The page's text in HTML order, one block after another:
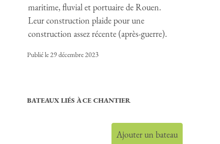
maritime, fluvial et portuaire de Rouen.
Leur construction plaide pour une
construction assez récente (après-guerre).
Publié le 29 décembre 2023
BATEAUX LIÉS À CE CHANTIER
Ajouter un bateau